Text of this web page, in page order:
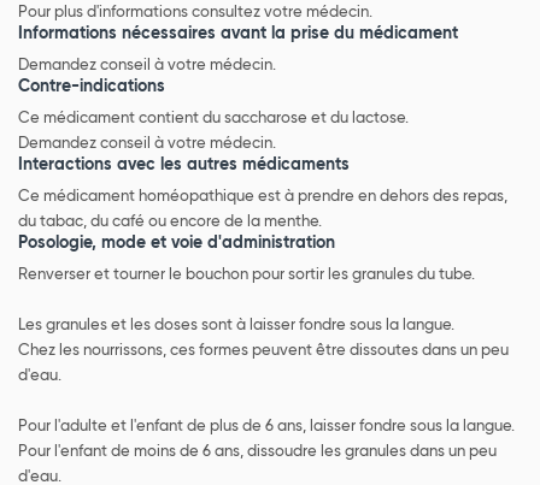
Pour plus d'informations consultez votre médecin.
Informations nécessaires avant la prise du médicament
Demandez conseil à votre médecin.
Contre-indications
Ce médicament contient du saccharose et du lactose.
Demandez conseil à votre médecin.
Interactions avec les autres médicaments
Ce médicament homéopathique est à prendre en dehors des repas,
du tabac, du café ou encore de la menthe.
Posologie, mode et voie d'administration
Renverser et tourner le bouchon pour sortir les granules du tube.
Les granules et les doses sont à laisser fondre sous la langue.
Chez les nourrissons, ces formes peuvent être dissoutes dans un peu
d'eau.
Pour l'adulte et l'enfant de plus de 6 ans, laisser fondre sous la langue.
Pour l'enfant de moins de 6 ans, dissoudre les granules dans un peu
d'eau.